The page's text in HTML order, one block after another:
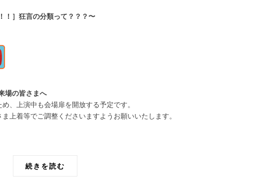
！］狂言の分類って？？？〜
場の皆さまへ
、上演中も会場扉を開放する予定です。
上着等でご調整くださいますようお願いいたします。
続きを読む